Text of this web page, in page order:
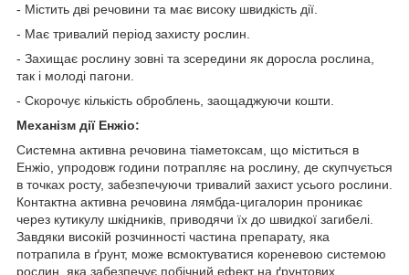
- Містить дві речовини та має високу швидкість дії.
- Має тривалий період захисту рослин.
- Захищає рослину зовні та зсередини як доросла рослина,
так і молоді пагони.
- Скорочує кількість оброблень, заощаджуючи кошти.
Механізм дії Енжіо:
Системна активна речовина тіаметоксам, що міститься в
Енжіо, упродовж години потрапляє на рослину, де скупчується
в точках росту, забезпечуючи тривалий захист усього рослини.
Контактна активна речовина лямбда-цигалорин проникає
через кутикулу шкідників, приводячи їх до швидкої загибелі.
Завдяки високій розчинності частина препарату, яка
потрапила в ґрунт, може всмоктуватися кореневою системою
рослин, яка забезпечує побічний ефект на ґрунтових